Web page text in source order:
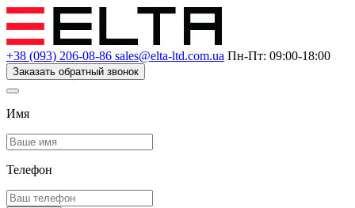
+38 (093) 206-08-86 sales@elta-ltd.com.ua Пн-Пт: 09:00-18:00
Заказать обратный звонок
Имя
Телефон